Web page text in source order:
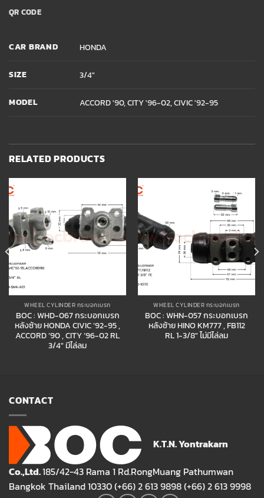
QR CODE
CAR BRAND HONDA
SIZE 3/4"
MODEL ACCORD '90, CITY '96-02, CIVIC '92-95
RELATED PRODUCTS
Add to
wishlist
WHEEL CYLINDER กระบอกเบรก
BOC : WHD-067 กระบอกเบรก
หลังซ้าย HONDA CIVIC ’92-95 ,
ACCORD ’90 , CITY ’96-02 RL
3/4″ มีไล่ลม
Add to
wishlist
WHEEL CYLINDER กระบอกเบรก
BOC : WHN-057 กระบอกเบรก
หลังซ้าย HINO KM777 , FB112
RL 1-3/8″ ไม่มีไล่ลม
CONTACT
K.T.N. Yontrakarn
Co.,Ltd.185/42-43 Rama 1 Rd.RongMuang Pathumwan
Bangkok Thailand 10330 (+66) 2 613 9898 (+66) 2 613 9998